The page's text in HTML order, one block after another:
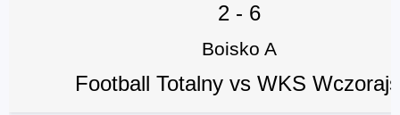
2 - 6
Boisko A
Football Totalny vs WKS